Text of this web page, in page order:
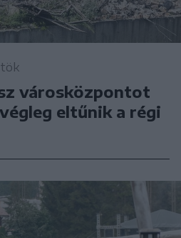
városközpontot
eltűnik a régi